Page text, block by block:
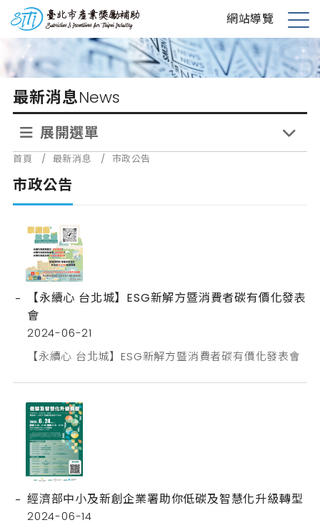
到
要
內
台北市產業獎勵補助 網站導覽
展
開
選
單
最新消息News
展開選單
首頁 / 最新消息 / 市政公告
市政公告
【永續心 台北城】ESG新解方暨消費者碳有價化發表
會
2024-06-21
【永續心 台北城】ESG新解方暨消費者碳有價化發表會
經濟部中小及新創企業署助你低碳及智慧化升級轉型
2024-06-14